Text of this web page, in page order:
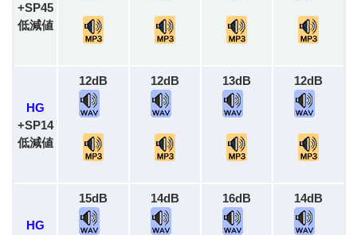
+SP45
低減値
HG
+SP14
低減値
12dB 12dB 13dB 12dB
HG
15dB 14dB 16dB 14dB